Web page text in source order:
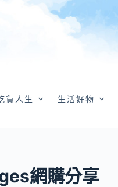
貨人生 生活好物
網購分享